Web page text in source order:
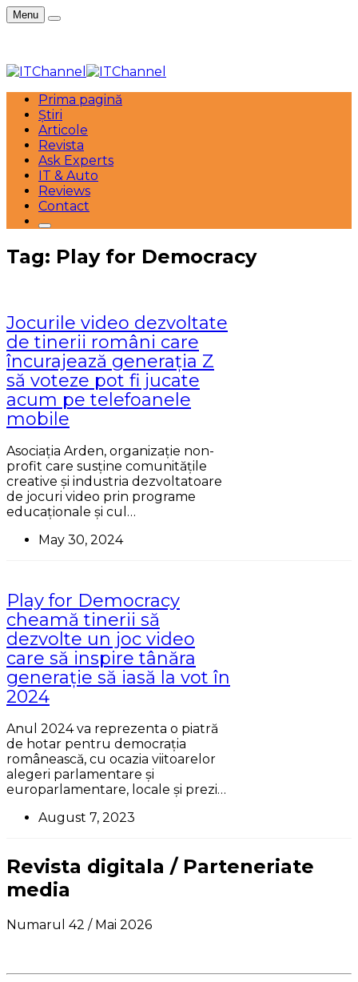
Menu
Prima pagină
Știri
Articole
Revista
Ask Experts
IT & Auto
Reviews
Contact
Tag: Play for Democracy
Jocurile video dezvoltate
de tinerii români care
încurajează generația Z
să voteze pot fi jucate
acum pe telefoanele
mobile
Asociația Arden, organizație non-
profit care susține comunitățile
creative și industria dezvoltatoare
de jocuri video prin programe
educaționale și cul…
May 30, 2024
Play for Democracy
cheamă tinerii să
dezvolte un joc video
care să inspire tânăra
generație să iasă la vot în
2024
Anul 2024 va reprezenta o piatră
de hotar pentru democrația
românească, cu ocazia viitoarelor
alegeri parlamentare și
europarlamentare, locale și prezi…
August 7, 2023
Revista digitala / Parteneriate
media
Numarul 42 / Mai 2026